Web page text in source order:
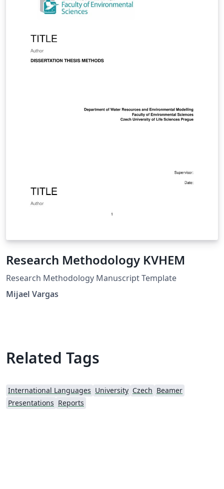
Research Methodology KVHEM
Research Methodology Manuscript Template
Mijael Vargas
Related Tags
International Languages University Czech Beamer
Presentations Reports